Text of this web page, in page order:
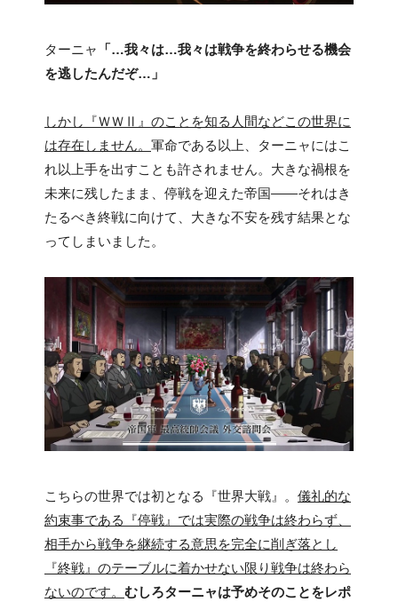
ターニャ
「…我々は…我々は戦争を終わらせる機会
を逃したんだぞ…」
しかし『ＷＷⅡ』のことを知る人間などこの世界に
は存在しません。 軍命である以上、ターニャにはこ
れ以上手を出すことも許されません。大きな禍根を
未来に残したまま、停戦を迎えた帝国――それはき
たるべき終戦に向けて、大きな不安を残す結果とな
ってしまいました。
こちらの世界では初となる『世界大戦』。 儀礼的な
約束事である『停戦』では実際の戦争は終わらず、
相手から戦争を継続する意思を完全に削ぎ落とし
『終戦』のテーブルに着かせない限り戦争は終わら
ないのです。 むしろターニャは予めそのことをレポ